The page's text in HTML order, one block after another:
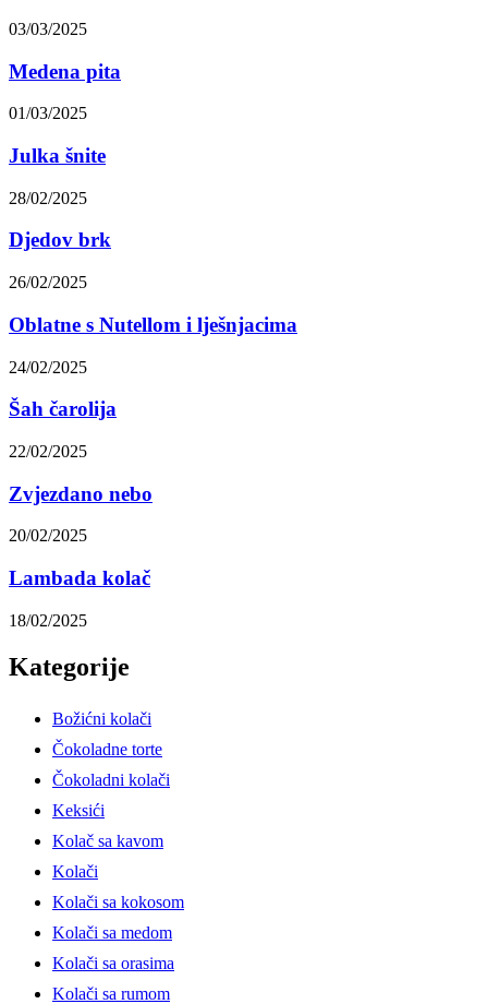
03/03/2025
Medena pita
01/03/2025
Julka šnite
28/02/2025
Djedov brk
26/02/2025
Oblatne s Nutellom i lješnjacima
24/02/2025
Šah čarolija
22/02/2025
Zvjezdano nebo
20/02/2025
Lambada kolač
18/02/2025
Kategorije
Božićni kolači
Čokoladne torte
Čokoladni kolači
Keksići
Kolač sa kavom
Kolači
Kolači sa kokosom
Kolači sa medom
Kolači sa orasima
Kolači sa rumom